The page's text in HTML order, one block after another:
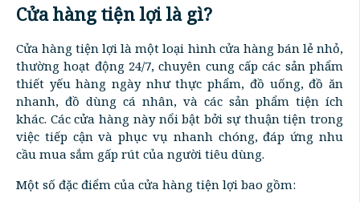
Cửa hàng tiện lợi là gì?
Cửa hàng tiện lợi là một loại hình cửa hàng bán lẻ nhỏ,
thường hoạt động 24/7, chuyên cung cấp các sản phẩm
thiết yếu hàng ngày như thực phẩm, đồ uống, đồ ăn
nhanh, đồ dùng cá nhân, và các sản phẩm tiện ích
khác. Các cửa hàng này nổi bật bởi sự thuận tiện trong
việc tiếp cận và phục vụ nhanh chóng, đáp ứng nhu
cầu mua sắm gấp rút của người tiêu dùng.
Một số đặc điểm của cửa hàng tiện lợi bao gồm: